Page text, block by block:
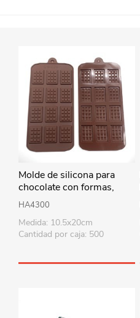
Molde de silicona para
chocolate con formas,
varios diseños
HA4300
Medida: 10.5x20cm
Cantidad por caja: 500